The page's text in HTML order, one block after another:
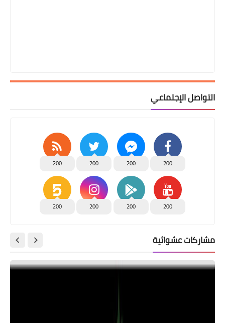
التواصل الإجتماعي
200
200
200
200
200
200
200
200
مشاركات عشوائية